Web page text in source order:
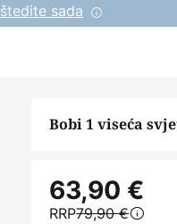
sada
Bobi 1 viseća
63,90 €
RRP79,90 €